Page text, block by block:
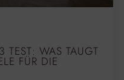
WAS TAUGT
FÜR DIE